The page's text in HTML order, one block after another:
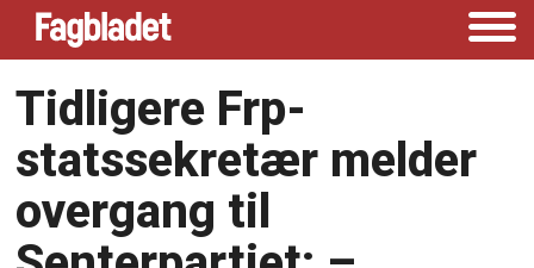
Tidligere Frp-
statssekretær melder
overgang til